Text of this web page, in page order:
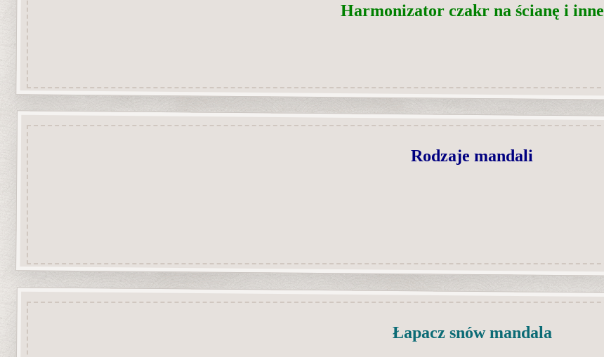
Harmonizator czakr na ścianę i inne
Rodzaje mandali
Łapacz snów mandala